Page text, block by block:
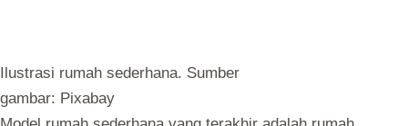
Ilustrasi rumah sederhana. Sumber
gambar: Pixabay